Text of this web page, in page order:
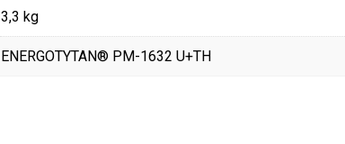
3,3 kg
ENERGOTYTAN® PM-1632 U+TH